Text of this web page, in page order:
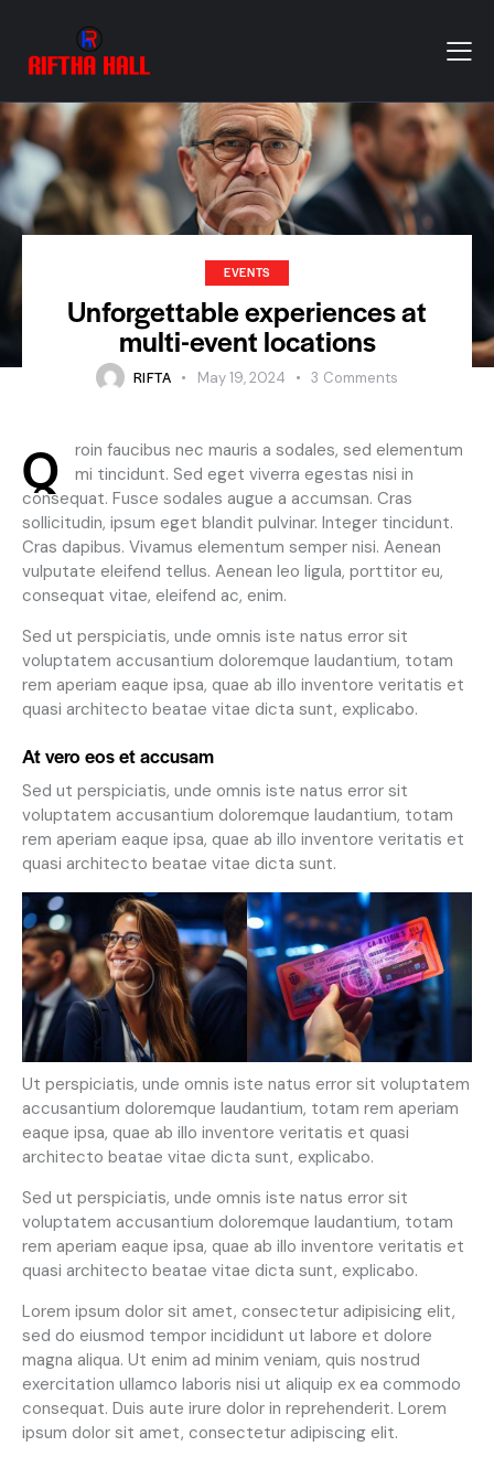
EVENTS
Unforgettable experiences at
multi-event locations
RIFTA May 19, 2024 3 Comments
Q
roin faucibus nec mauris a sodales, sed elementum
mi tincidunt. Sed eget viverra egestas nisi in
consequat. Fusce sodales augue a accumsan. Cras
sollicitudin, ipsum eget blandit pulvinar. Integer tincidunt.
Cras dapibus. Vivamus elementum semper nisi. Aenean
vulputate eleifend tellus. Aenean leo ligula, porttitor eu,
consequat vitae, eleifend ac, enim.
Sed ut perspiciatis, unde omnis iste natus error sit
voluptatem accusantium doloremque laudantium, totam
rem aperiam eaque ipsa, quae ab illo inventore veritatis et
quasi architecto beatae vitae dicta sunt, explicabo.
At vero eos et accusam
Sed ut perspiciatis, unde omnis iste natus error sit
voluptatem accusantium doloremque laudantium, totam
rem aperiam eaque ipsa, quae ab illo inventore veritatis et
quasi architecto beatae vitae dicta sunt.
Ut perspiciatis, unde omnis iste natus error sit voluptatem
accusantium doloremque laudantium, totam rem aperiam
eaque ipsa, quae ab illo inventore veritatis et quasi
architecto beatae vitae dicta sunt, explicabo.
Sed ut perspiciatis, unde omnis iste natus error sit
voluptatem accusantium doloremque laudantium, totam
rem aperiam eaque ipsa, quae ab illo inventore veritatis et
quasi architecto beatae vitae dicta sunt, explicabo.
Lorem ipsum dolor sit amet, consectetur adipisicing elit,
sed do eiusmod tempor incididunt ut labore et dolore
magna aliqua. Ut enim ad minim veniam, quis nostrud
exercitation ullamco laboris nisi ut aliquip ex ea commodo
consequat. Duis aute irure dolor in reprehenderit. Lorem
ipsum dolor sit amet, consectetur adipiscing elit.